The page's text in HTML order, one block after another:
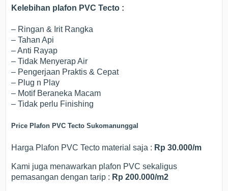
Kelebihan plafon PVC Tecto :
– Ringan & Irit Rangka
– Tahan Api
– Anti Rayap
– Tidak Menyerap Air
– Pengerjaan Praktis & Cepat
– Plug n Play
– Motif Beraneka Macam
– Tidak perlu Finishing
Price Plafon PVC Tecto Sukomanunggal
Harga Plafon PVC Tecto material saja : Rp 30.000/m
Kami juga menawarkan plafon PVC sekaligus
pemasangan dengan tarip : Rp 200.000/m2